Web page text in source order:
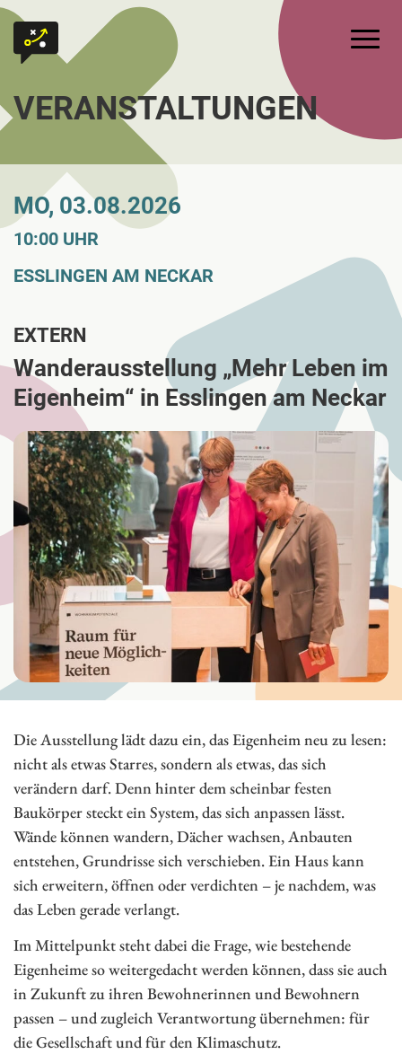
Zum Inhalt springen
Zur Startseite
VERANSTALTUNGEN
MO, 03.08.2026
10:00 UHR
ESSLINGEN AM NECKAR
EXTERN
Wanderausstellung „Mehr Leben im
Eigenheim“ in Esslingen am Neckar
Die Ausstellung lädt dazu ein, das Eigenheim neu zu lesen:
nicht als etwas Starres, sondern als etwas, das sich
verändern darf. Denn hinter dem scheinbar festen
Baukörper steckt ein System, das sich anpassen lässt.
Wände können wandern, Dächer wachsen, Anbauten
entstehen, Grundrisse sich verschieben. Ein Haus kann
sich erweitern, öffnen oder verdichten – je nachdem, was
das Leben gerade verlangt.
Im Mittelpunkt steht dabei die Frage, wie bestehende
Eigenheime so weitergedacht werden können, dass sie auch
in Zukunft zu ihren Bewohnerinnen und Bewohnern
passen – und zugleich Verantwortung übernehmen: für
die Gesellschaft und für den Klimaschutz.